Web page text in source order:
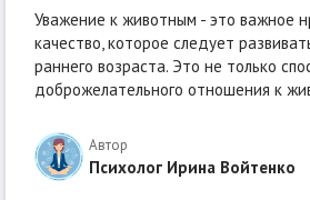
Уважение к животным - это важное
качество, которое следует
раннего возраста. Это не только
доброжелательного отношения к
Автор
Психолог Ирина Войтенко